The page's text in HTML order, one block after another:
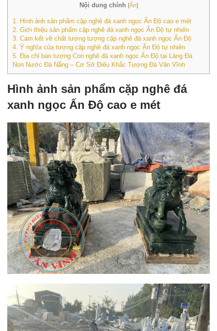
Nội dung chính [Ẩn]
1.
Hình ảnh sản phẩm cặp nghê đá xanh ngọc Ấn Độ cao e mét
2. Giới thiệu sản phẩm cặp nghê đá xanh ngọc Ấn Độ tự nhiên
3. Cam kết về chất lượng tượng cặp nghê đá xanh ngọc Ấn Độ
4. Ý nghĩa của tượng cặp nghê đá xanh ngọc Ấn Độ tự nhiên
5. Địa chỉ bán tượng Con nghê đá xanh ngọc Ấn Độ tại Làng Đá
Non Nước Đà Nẵng – Cơ Sở Điêu Khắc Tượng Đá Văn Vĩnh
Hình ảnh sản phẩm cặp nghê đá
xanh ngọc Ấn Độ cao e mét